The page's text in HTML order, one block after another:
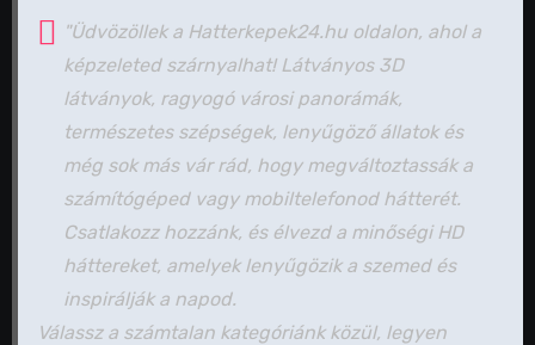
"Üdvözöllek a Hatterkepek24.hu oldalon, ahol a
képzeleted szárnyalhat! Látványos 3D
látványok, ragyogó városi panorámák,
természetes szépségek, lenyűgöző állatok és
még sok más vár rád, hogy megváltoztassák a
számítógéped vagy mobiltelefonod hátterét.
Csatlakozz hozzánk, és élvezd a minőségi HD
háttereket, amelyek lenyűgözik a szemed és
inspirálják a napod.
Válassz a számtalan kategóriánk közül, legyen